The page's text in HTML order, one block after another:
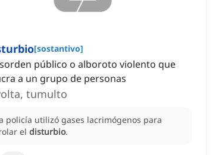
[sostantivo]
público o alboroto violento que
a un grupo de personas
tumulto
policía utilizó gases lacrimógenos para
el disturbio.